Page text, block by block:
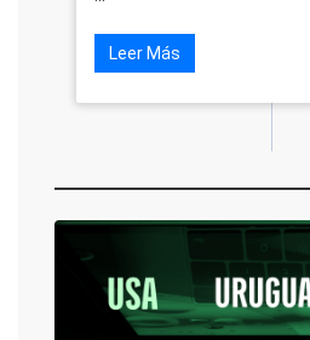
Leer Más